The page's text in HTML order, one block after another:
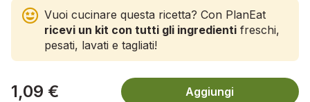
Vuoi cucinare questa ricetta? Con PlanEat
ricevi un kit con tutti gli ingredienti freschi,
pesati, lavati e tagliati!
1,09 € Aggiungi